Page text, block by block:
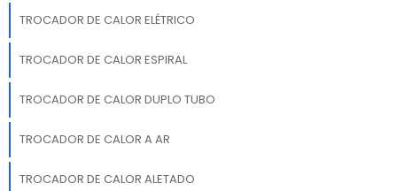
TROCADOR DE CALOR ELÉTRICO
TROCADOR DE CALOR ESPIRAL
TROCADOR DE CALOR DUPLO TUBO
TROCADOR DE CALOR A AR
TROCADOR DE CALOR ALETADO